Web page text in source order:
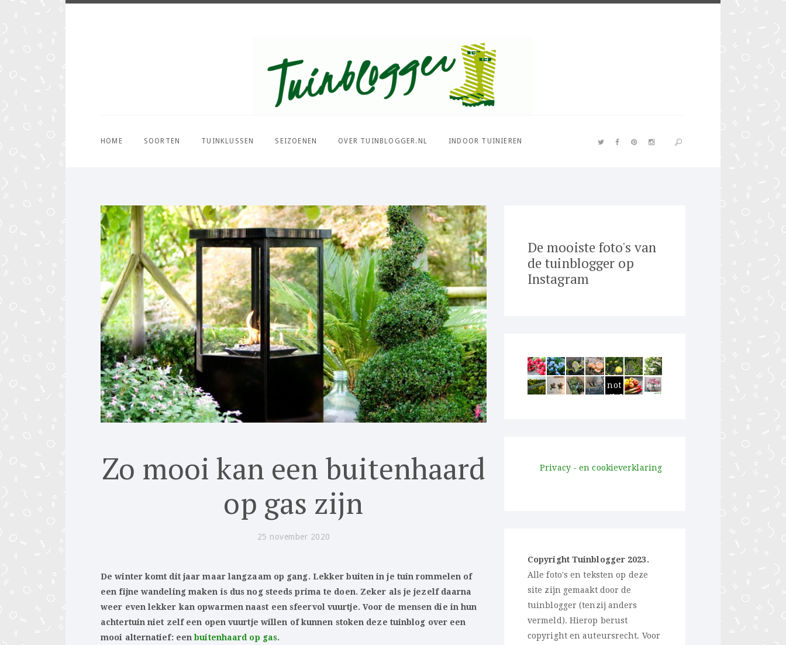
HOME
SOORTEN TUINKLUSSEN SEIZOENEN OVER TUINBLOGGER.NL INDOOR TUINIEREN
PIN IT
Zo mooi kan een buitenhaard
op gas zijn
25 november 2020
De winter komt dit jaar maar langzaam op gang. Lekker buiten in je tuin rommelen of
een fijne wandeling maken is dus nog steeds prima te doen. Zeker als je jezelf daarna
weer even lekker kan opwarmen naast een sfeervol vuurtje. Voor de mensen die in hun
achtertuin niet zelf een open vuurtje willen of kunnen stoken deze tuinblog over een
mooi alternatief: eenbuitenhaard op gas.
De mooiste foto's van
de tuinblogger op
Instagram
Thumbnail
not
available
Privacy - en cookieverklaring
Copyright Tuinblogger 2023.
Alle foto's en teksten op deze
site zijn gemaakt door de
tuinblogger (tenzij anders
vermeld). Hierop berust
copyright en auteursrecht. Voor